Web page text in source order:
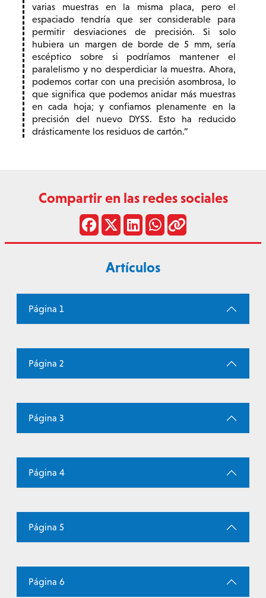
varias muestras en la misma placa, pero el
espaciado tendría que ser considerable para
permitir desviaciones de precisión. Si solo
hubiera un margen de borde de 5 mm, sería
escéptico sobre si podríamos mantener el
paralelismo y no desperdiciar la muestra. Ahora,
podemos cortar con una precisión asombrosa, lo
que significa que podemos anidar más muestras
en cada hoja; y confiamos plenamente en la
precisión del nuevo DYSS. Esto ha reducido
drásticamente los residuos de cartón.
Compartir en las redes sociales
Artículos
Página 1
Página 2
Página 3
Página 4
Página 5
Página 6